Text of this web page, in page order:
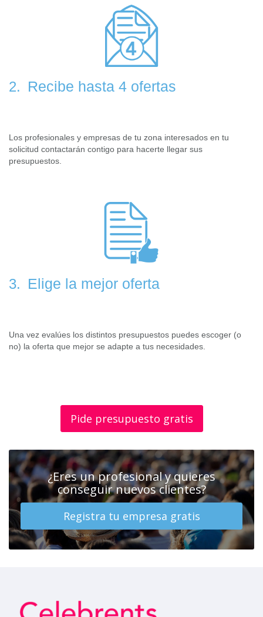
2. Recibe hasta 4 ofertas
Los profesionales y empresas de tu zona interesados en tu
solicitud contactarán contigo para hacerte llegar sus
presupuestos.
3. Elige la mejor oferta
Una vez evalúes los distintos presupuestos puedes escoger (o
no) la oferta que mejor se adapte a tus necesidades.
Pide presupuesto gratis
¿Eres un profesional y quieres
conseguir nuevos clientes?
Registra tu empresa gratis